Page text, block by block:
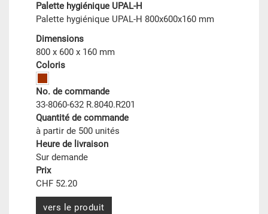
Palette hygiénique UPAL-H
Palette hygiénique UPAL-H 800x600x160 mm
Dimensions
800 x 600 x 160 mm
Coloris
No. de commande
33-8060-632 R.8040.R201
Quantité de commande
à partir de 500 unités
Heure de livraison
Sur demande
Prix
CHF 52.20
vers le produit